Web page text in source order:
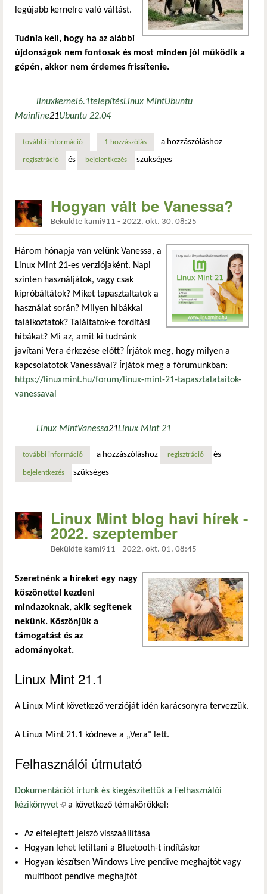
legújabb kernelre való váltást.
Tudnia kell, hogy ha az alábbi
újdonságok nem fontosak és most minden jól működik a
gépén, akkor nem érdemes frissítenie.
linuxkernel6.1telepítésLinux MintUbuntu
Mainline21Ubuntu 22.04
további információhogyan frissíthet a 6.1-es linux kernelre? tartalommal
1 hozzászólás a hozzászóláshoz
regisztráció és bejelentkezés szükséges
Hogyan vált be Vanessa?
Beküldte kami911 - 2022. okt. 30. 08:25
Három hónapja van velünk Vanessa, a
Linux Mint 21-es verziójaként. Napi
szinten használjátok, vagy csak
kipróbáltátok? Miket tapasztaltatok a
használat során? Milyen hibákkal
találkoztatok? Találtatok-e fordítási
hibákat? Mi az, amit ki tudnánk
javítani Vera érkezése előtt? Írjátok meg, hogy milyen a
kapcsolatotok Vanessával? Írjátok meg a fórumunkban:
https://linuxmint.hu/forum/linux-mint-21-tapasztalataitok-
vanessaval
Linux MintVanessa21Linux Mint 21
további információhogyan vált be vanessa? tartalommal kapcsolatosan
a hozzászóláshoz regisztráció és
bejelentkezés szükséges
Linux Mint blog havi hírek -
2022. szeptember
Beküldte kami911 - 2022. okt. 01. 08:45
Szeretnénk a híreket egy nagy
köszönettel kezdeni
mindazoknak, akik segítenek
nekünk. Köszönjük a
támogatást és az
adományokat.
Linux Mint 21.1
A Linux Mint következő verzióját idén karácsonyra tervezzük.
A Linux Mint 21.1 kódneve a „Vera" lett.
Felhasználói útmutató
Dokumentációt írtunk és kiegészítettük a Felhasználói
kézikönyvet(külső hivatkozás)
a következő témakörökkel:
Az elfelejtett jelszó visszaállítása
Hogyan lehet letiltani a Bluetooth-t indításkor
Hogyan készítsen Windows Live pendive meghajtót vagy
multiboot pendive meghajtót